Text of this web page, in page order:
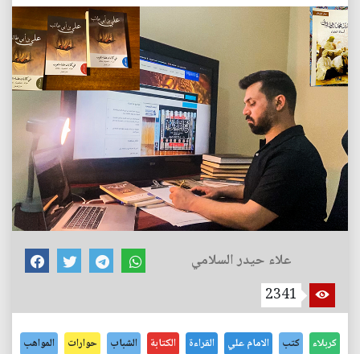
علاء حيدر السلامي
2341
كربلاء كتب الامام علي القراءة الكتابة الشباب حوارات المواهب